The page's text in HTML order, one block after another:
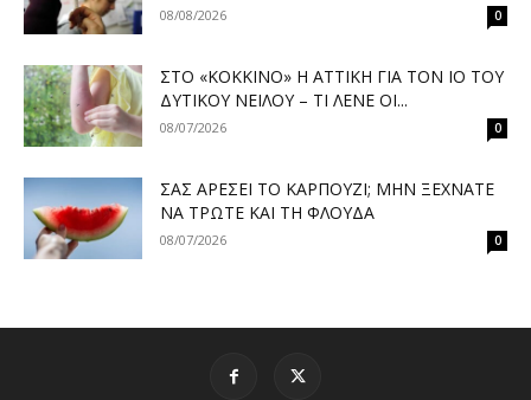
08/08/2026 0
ΣΤΟ «ΚΌΚΚΙΝΟ» Η ΑΤΤΙΚΉ ΓΙΑ ΤΟΝ ΙΌ ΤΟΥ
ΔΥΤΙΚΟΎ ΝΕΊΛΟΥ – ΤΙ ΛΈΝΕ ΟΙ...
08/07/2026 0
ΣΑΣ ΑΡΈΣΕΙ ΤΟ ΚΑΡΠΟΎΖΙ; ΜΗΝ ΞΕΧΝΆΤΕ
ΝΑ ΤΡΏΤΕ ΚΑΙ ΤΗ ΦΛΟΎΔΑ
08/07/2026 0